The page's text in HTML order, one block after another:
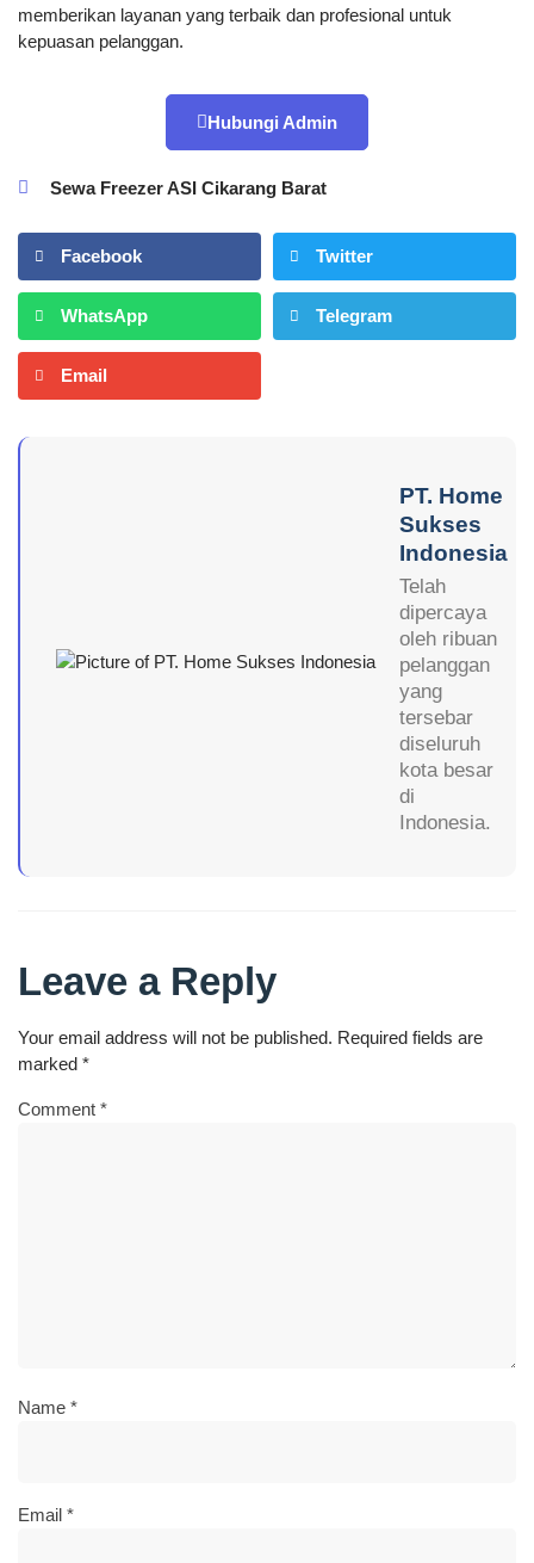
memberikan layanan yang terbaik dan profesional untuk
kepuasan pelanggan.
Hubungi Admin
Sewa Freezer ASI Cikarang Barat
Facebook Twitter
WhatsApp Telegram
Email
PT. Home
Sukses
Indonesia
Telah
dipercaya
oleh ribuan
pelanggan
yang
tersebar
diseluruh
kota besar
di
Indonesia.
Leave a Reply
Your email address will not be published. Required fields are
marked *
Comment *
Name *
Email *